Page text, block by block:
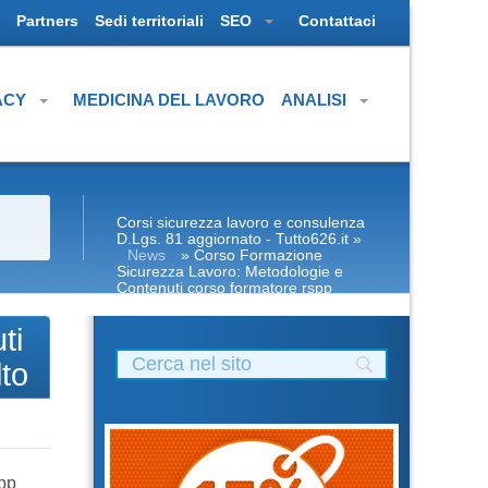
Partners Sedi territoriali SEO Contattaci
MEDICINA DEL LAVORO ANALISI
Corsi sicurezza lavoro e consulenza
D.Lgs. 81 aggiornato - Tutto626.it »
News
» Corso Formazione
Sicurezza Lavoro: Metodologie e
Contenuti corso formatore rspp
alto